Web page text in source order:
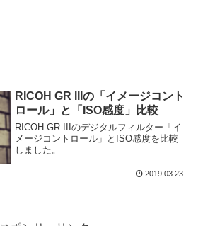
RICOH GR IIIの「イメージコント
ロール」と「ISO感度」比較
RICOH GR IIIのデジタルフィルター「イ
メージコントロール」とISO感度を比較
しました。
2019.03.23